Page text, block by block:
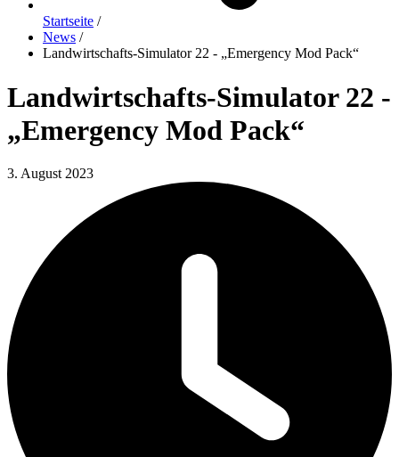
Startseite /
News /
Landwirtschafts-Simulator 22 - „Emergency Mod Pack“
Landwirtschafts-Simulator 22 -
„Emergency Mod Pack“
3. August 2023